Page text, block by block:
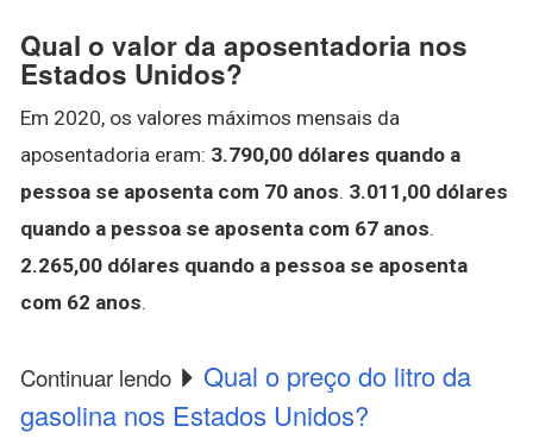
Qual o valor da aposentadoria nos
Estados Unidos?
Em 2020, os valores máximos mensais da
aposentadoria eram: 3.790,00 dólares quando a
pessoa se aposenta com 70 anos. 3.011,00 dólares
quando a pessoa se aposenta com 67 anos.
2.265,00 dólares quando a pessoa se aposenta
com 62 anos.
Continuar lendo
Qual o preço do litro da
gasolina nos Estados Unidos?